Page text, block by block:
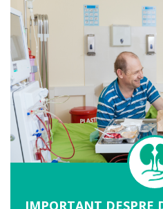
ALL FIELDS
Close
IMPORTANT DESPRE